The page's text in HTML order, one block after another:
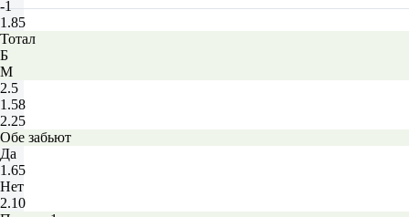
-1
1.85
Тотал
Б
М
2.5
1.58
2.25
Обе забьют
Да
1.65
Нет
2.10